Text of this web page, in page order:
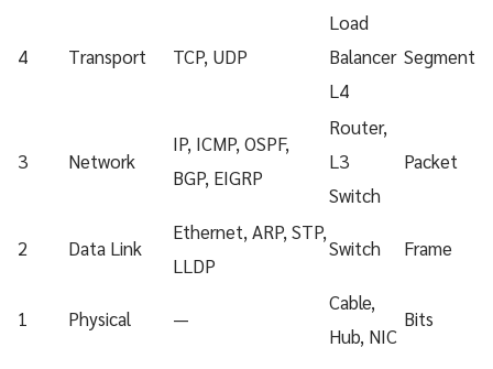
4 Transport TCP, UDP
Load
Balancer
L4
Segment
3 Network
IP, ICMP, OSPF,
BGP, EIGRP
Router,
L3
Switch
Packet
2 Data Link
Ethernet, ARP, STP,
LLDP
Switch Frame
1 Physical —
Cable,
Hub, NIC
Bits